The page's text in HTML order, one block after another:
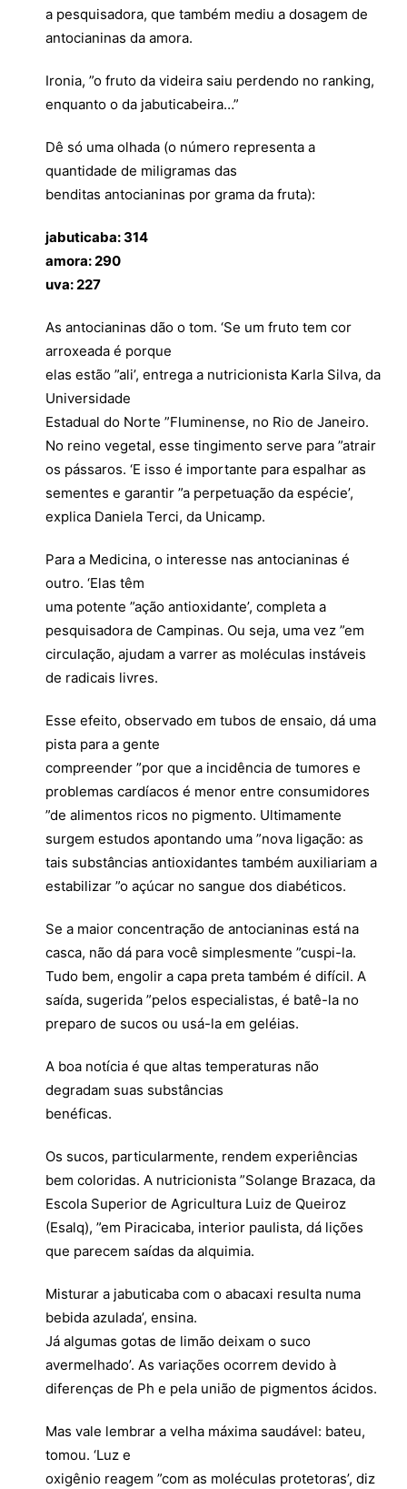
a pesquisadora, que também mediu a dosagem de
antocianinas da amora.
Ironia, ”o fruto da videira saiu perdendo no ranking,
enquanto o da jabuticabeira…”
Dê só uma olhada (o número representa a
quantidade de miligramas das
benditas antocianinas por grama da fruta):
jabuticaba: 314
amora: 290
uva: 227
As antocianinas dão o tom. ‘Se um fruto tem cor
arroxeada é porque
elas estão ”ali’, entrega a nutricionista Karla Silva, da
Universidade
Estadual do Norte ”Fluminense, no Rio de Janeiro.
No reino vegetal, esse tingimento serve para ”atrair
os pássaros. ‘E isso é importante para espalhar as
sementes e garantir ”a perpetuação da espécie’,
explica Daniela Terci, da Unicamp.
Para a Medicina, o interesse nas antocianinas é
outro. ‘Elas têm
uma potente ”ação antioxidante’, completa a
pesquisadora de Campinas. Ou seja, uma vez ”em
circulação, ajudam a varrer as moléculas instáveis
de radicais livres.
Esse efeito, observado em tubos de ensaio, dá uma
pista para a gente
compreender ”por que a incidência de tumores e
problemas cardíacos é menor entre consumidores
”de alimentos ricos no pigmento. Ultimamente
surgem estudos apontando uma ”nova ligação: as
tais substâncias antioxidantes também auxiliariam a
estabilizar ”o açúcar no sangue dos diabéticos.
Se a maior concentração de antocianinas está na
casca, não dá para você simplesmente ”cuspi-la.
Tudo bem, engolir a capa preta também é difícil. A
saída, sugerida ”pelos especialistas, é batê-la no
preparo de sucos ou usá-la em geléias.
A boa notícia é que altas temperaturas não
degradam suas substâncias
benéficas.
Os sucos, particularmente, rendem experiências
bem coloridas. A nutricionista ”Solange Brazaca, da
Escola Superior de Agricultura Luiz de Queiroz
(Esalq), ”em Piracicaba, interior paulista, dá lições
que parecem saídas da alquimia.
Misturar a jabuticaba com o abacaxi resulta numa
bebida azulada’, ensina.
Já algumas gotas de limão deixam o suco
avermelhado’. As variações ocorrem devido à
diferenças de Ph e pela união de pigmentos ácidos.
Mas vale lembrar a velha máxima saudável: bateu,
tomou. ‘Luz e
oxigênio reagem ”com as moléculas protetoras’, diz